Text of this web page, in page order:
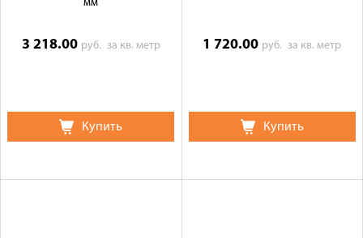
мм
3 218.00 руб. за кв. метр
Купить
1 720.00 руб.за кв. метр
Купить